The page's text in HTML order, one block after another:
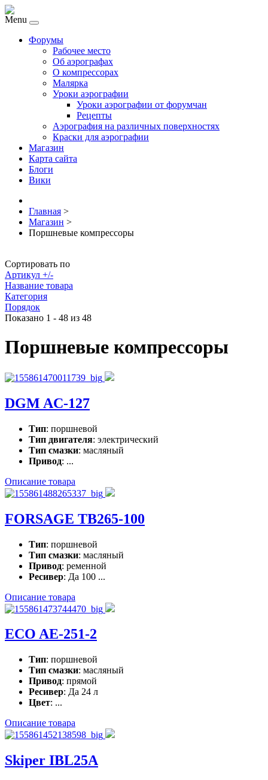
Menu
Форумы
Рабочее место
Об аэрографах
О компрессорах
Малярка
Уроки аэрографии
Уроки аэрографии от форумчан
Рецепты
Аэрография на различных поверхностях
Краски для аэрографии
Магазин
Карта сайта
Блоги
Вики
Главная >
Магазин >
Поршневые компрессоры
Сортировать по
Артикул +/-
Название товара
Категория
Порядок
Показано 1 - 48 из 48
Поршневые компрессоры
DGM AC-127
Тип: поршневой
Тип двигателя: электрический
Тип смазки: масляный
Привод: ...
Описание товара
FORSAGE TB265-100
Тип: поршневой
Тип смазки: масляный
Привод: ременной
Ресивер: Да 100 ...
Описание товара
ECO AE-251-2
Тип: поршневой
Тип смазки: масляный
Привод: прямой
Ресивер: Да 24 л
Цвет: ...
Описание товара
Skiper IBL25A